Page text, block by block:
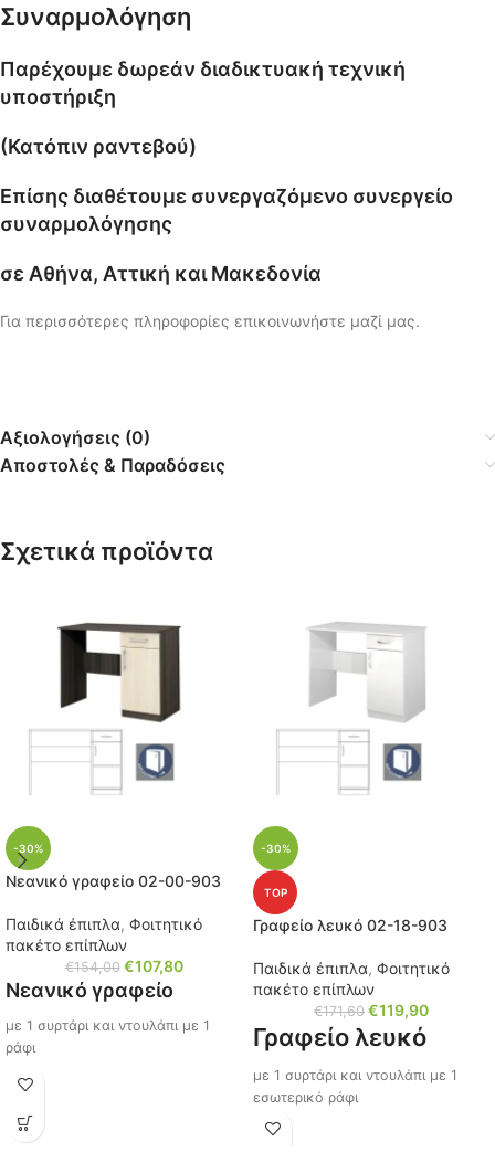
Συναρμολόγηση
Παρέχουμε δωρεάν διαδικτυακή τεχνική
υποστήριξη
(Κατόπιν ραντεβού)
Επίσης διαθέτουμε συνεργαζόμενο συνεργείο
συναρμολόγησης
σε Αθήνα, Αττική και Μακεδονία
Για περισσότερες πληροφορίες επικοινωνήστε μαζί μας.
Αξιολογήσεις (0)
Αποστολές & Παραδόσεις
Σχετικά προϊόντα
-30%
Νεανικό γραφείο 02-00-903
Παιδικά έπιπλα, Φοιτητικό
πακέτο επίπλων
€154,00 €107,80
Νεανικό γραφείο
με 1 συρτάρι και ντουλάπι με 1
ράφι
Διαστάσεις: Μ/Υ/Π 100x74x50 εκ.
Κωδικός: 02-00-903
-30%
TOP
Γραφείο λευκό 02-18-903
Παιδικά έπιπλα, Φοιτητικό
πακέτο επίπλων
€171,60 €119,90
Γραφείο λευκό
με 1 συρτάρι και ντουλάπι με 1
εσωτερικό ράφι
Διαστάσεις: Μ/Υ/Π 100x74x50 εκ.